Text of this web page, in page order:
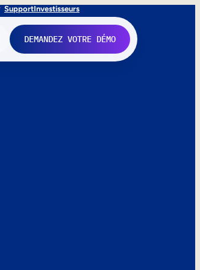
SupportInvestisseurs
DEMANDEZ VOTRE DÉMO